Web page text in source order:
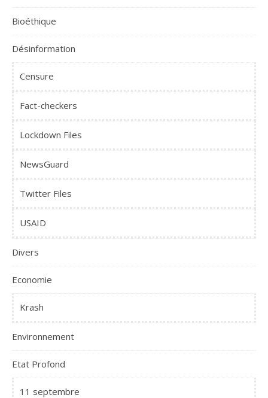
Bioéthique
Désinformation
Censure
Fact-checkers
Lockdown Files
NewsGuard
Twitter Files
USAID
Divers
Economie
Krash
Environnement
Etat Profond
11 septembre